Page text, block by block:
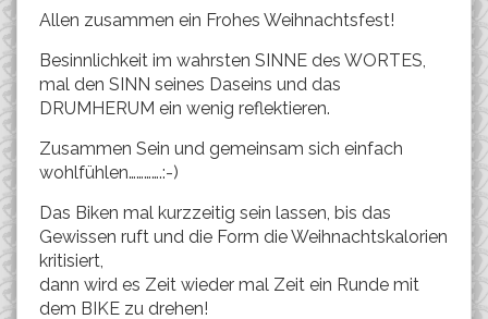
Allen zusammen ein Frohes Weihnachtsfest!
Besinnlichkeit im wahrsten SINNE des WORTES,
mal den SINN seines Daseins und das
DRUMHERUM ein wenig reflektieren.
Zusammen Sein und gemeinsam sich einfach
wohlfühlen………….:-)
Das Biken mal kurzzeitig sein lassen, bis das
Gewissen ruft und die Form die Weihnachtskalorien
kritisiert,
dann wird es Zeit wieder mal Zeit ein Runde mit
dem BIKE zu drehen!